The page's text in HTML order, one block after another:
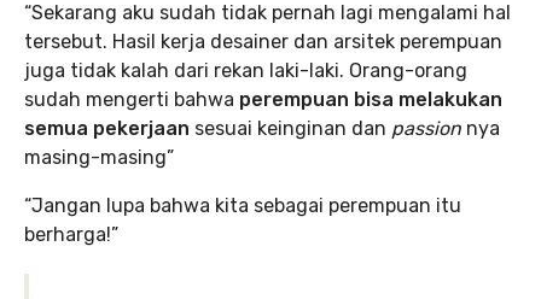
“Sekarang aku sudah tidak pernah lagi mengalami hal
tersebut. Hasil kerja desainer dan arsitek perempuan
juga tidak kalah dari rekan laki-laki. Orang-orang
sudah mengerti bahwa perempuan bisa melakukan
semua pekerjaan sesuai keinginan dan passion nya
masing-masing”
“Jangan lupa bahwa kita sebagai perempuan itu
berharga!”